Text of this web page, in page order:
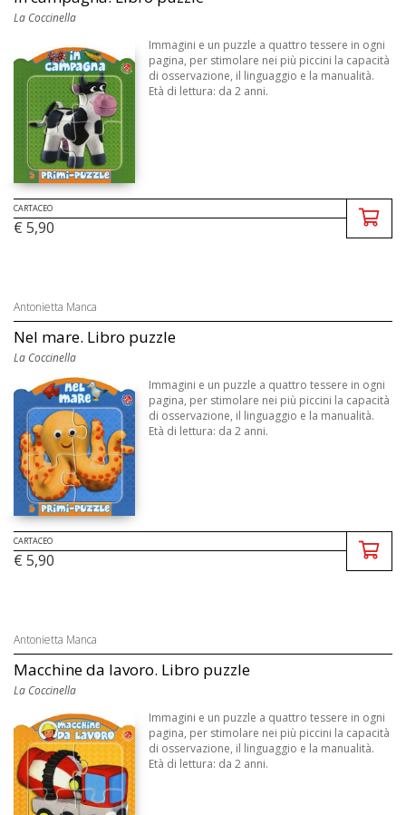
La Coccinella
Immagini e un puzzle a quattro tessere in ogni
pagina, per stimolare nei più piccini la capacità
di osservazione, il linguaggio e la manualità.
Età di lettura: da 2 anni.
CARTACEO
€ 5,90
Antonietta Manca
Nel mare. Libro puzzle
La Coccinella
Immagini e un puzzle a quattro tessere in ogni
pagina, per stimolare nei più piccini la capacità
di osservazione, il linguaggio e la manualità.
Età di lettura: da 2 anni.
CARTACEO
€ 5,90
Antonietta Manca
Macchine da lavoro. Libro puzzle
La Coccinella
Immagini e un puzzle a quattro tessere in ogni
pagina, per stimolare nei più piccini la capacità
di osservazione, il linguaggio e la manualità.
Età di lettura: da 2 anni.